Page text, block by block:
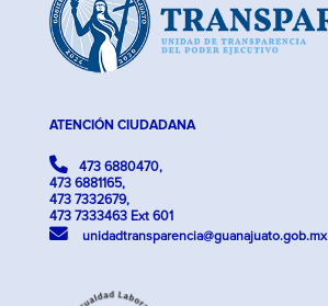
ATENCIÓN CIUDADANA
473 6880470,
473 6881165,
473 7332679,
473 7333463 Ext 601
unidadtransparencia@guanajuato.gob.mx